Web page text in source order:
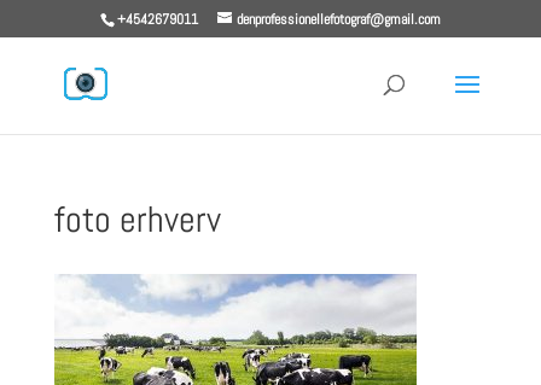
+4542679011 denprofessionellefotograf@gmail.com
foto erhverv